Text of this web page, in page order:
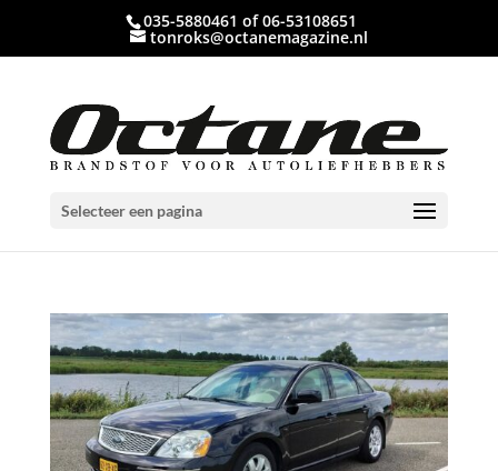
035-5880461 of 06-53108651
tonroks@octanemagazine.nl
Selecteer een pagina